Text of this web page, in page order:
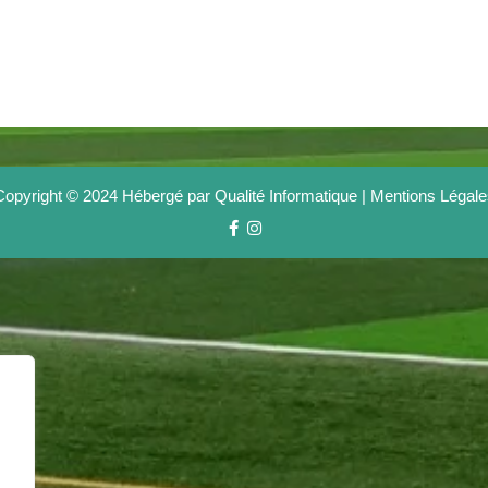
© 2024 Hébergé par Qualité Informatique | Mentions
Facebook